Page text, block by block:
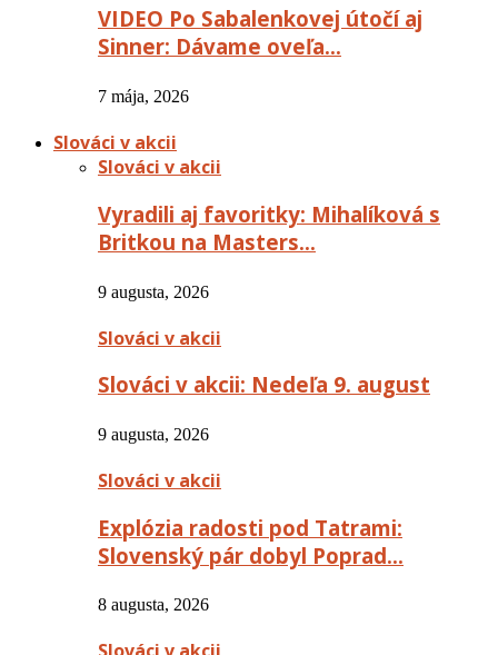
VIDEO Po Sabalenkovej útočí aj
Sinner: Dávame oveľa…
7 mája, 2026
Slováci v akcii
Slováci v akcii
Vyradili aj favoritky: Mihalíková s
Britkou na Masters…
9 augusta, 2026
Slováci v akcii
Slováci v akcii: Nedeľa 9. august
9 augusta, 2026
Slováci v akcii
Explózia radosti pod Tatrami:
Slovenský pár dobyl Poprad…
8 augusta, 2026